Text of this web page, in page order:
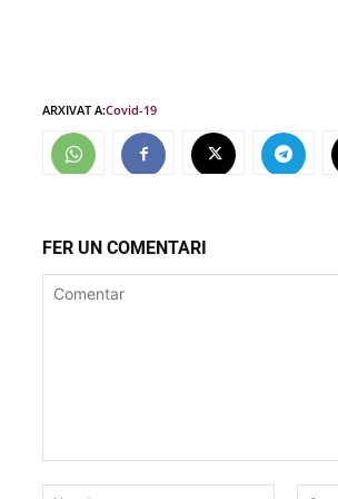
ARXIVAT A:Covid-19
FER UN COMENTARI
Nom:*